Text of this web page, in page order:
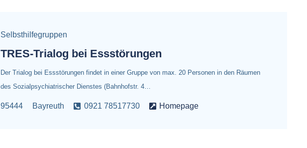
Selbsthilfegruppen
TRES-Trialog bei Essstörungen
Der Trialog bei Essstörungen findet in einer Gruppe von max. 20 Personen in den Räumen
des Sozialpsychiatrischer Dienstes (Bahnhofstr. 4…
95444 Bayreuth 0921 78517730 Homepage